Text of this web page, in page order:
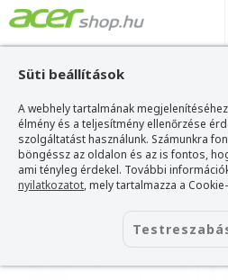
Süti beállítások
A webhely tartalmának
élmény és a teljesítmény ellenőrzése
szolgáltatást használunk. Számunkra
böngéssz az oldalon és az is fontos,
ami tényleg érdekel. További
nyilatkozatot, mely tartalmazza a
Acer webshop>Acer projektor >Acer
Acer X1228i DLP 3D
Azonosító: MR.JTV11.001